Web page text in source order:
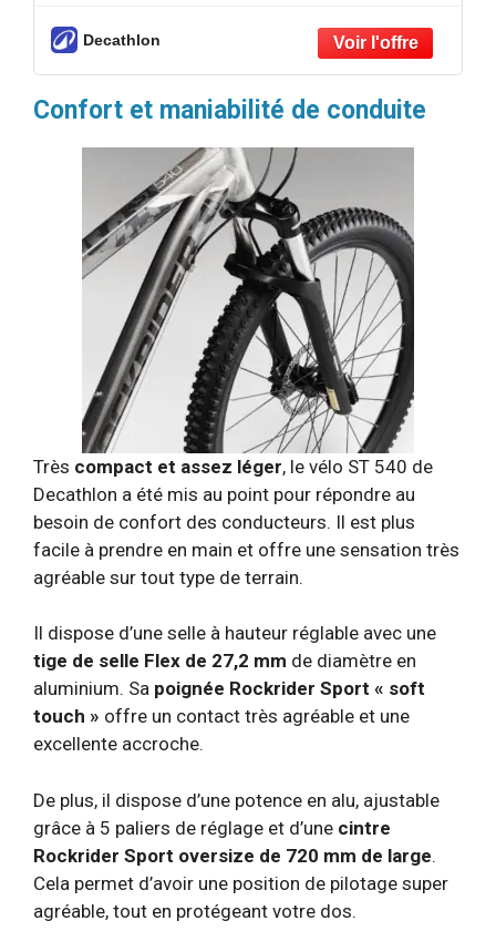
Decathlon
Confort et maniabilité de conduite
Très compact et assez léger, le vélo ST 540 de
Decathlon a été mis au point pour répondre au
besoin de confort des conducteurs. Il est plus
facile à prendre en main et offre une sensation très
agréable sur tout type de terrain.
Il dispose d’une selle à hauteur réglable avec une
tige de selle Flex de 27,2 mm de diamètre en
aluminium. Sa poignée Rockrider Sport « soft
touch » offre un contact très agréable et une
excellente accroche.
De plus, il dispose d’une potence en alu, ajustable
grâce à 5 paliers de réglage et d’une cintre
Rockrider Sport oversize de 720 mm de large.
Cela permet d’avoir une position de pilotage super
agréable, tout en protégeant votre dos.